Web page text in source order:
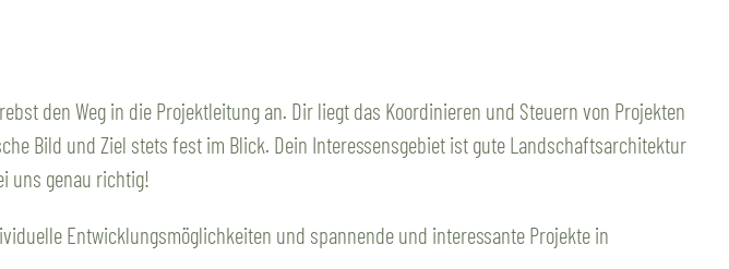
den Weg in die Projektleitung an. Dir liegt das Koordinieren und Steuern von Projekten
Bild und Ziel stets fest im Blick. Dein Interessensgebiet ist gute Landschaftsarchitektur
uns genau richtig!
Entwicklungsmöglichkeiten und spannende und interessante Projekte in